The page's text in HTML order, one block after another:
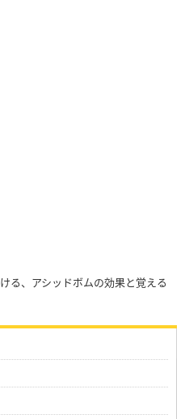
る、アシッドボムの効果と覚える